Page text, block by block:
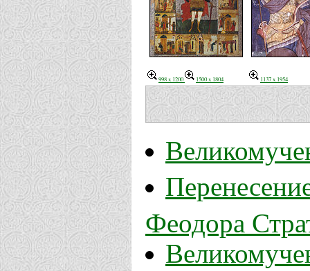
998 x 1200 1500 x 1804 1137 x 1954
Феодора